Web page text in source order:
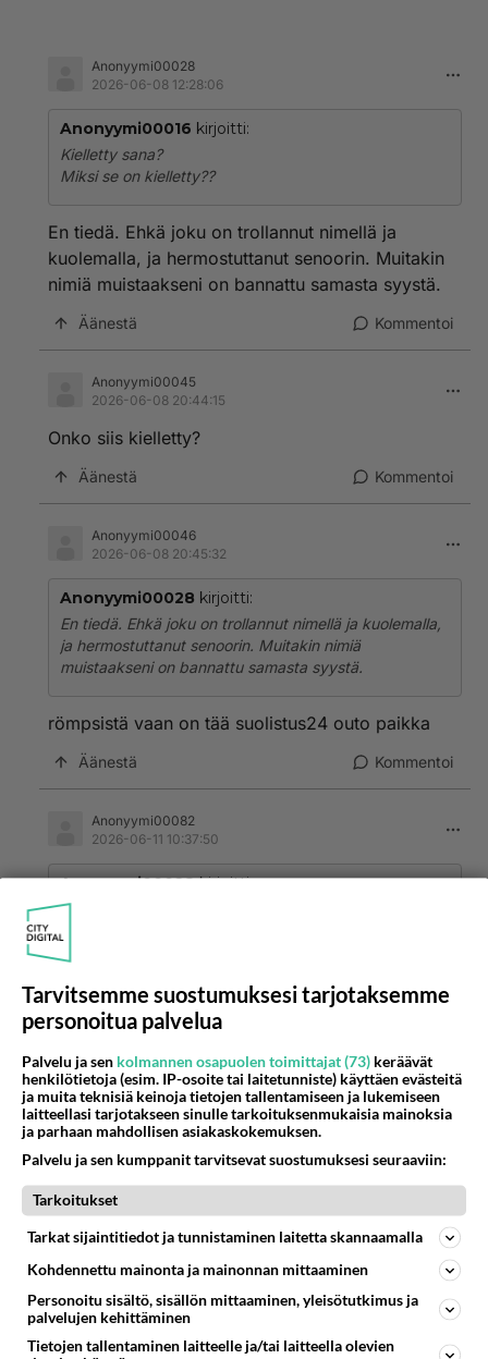
Anonyymi00028
2026-06-08 12:28:06
Anonyymi00016 kirjoitti:
Kielletty sana?
Miksi se on kielletty??
En tiedä. Ehkä joku on trollannut nimellä ja
kuolemalla, ja hermostuttanut senoorin. Muitakin
nimiä muistaakseni on bannattu samasta syystä.
Äänestä Kommentoi
Anonyymi00045
2026-06-08 20:44:15
Onko siis kielletty?
Äänestä Kommentoi
Anonyymi00046
2026-06-08 20:45:32
Anonyymi00028 kirjoitti:
En tiedä. Ehkä joku on trollannut nimellä ja kuolemalla,
ja hermostuttanut senoorin. Muitakin nimiä
muistaakseni on bannattu samasta syystä.
römpsistä vaan on tää suolistus24 outo paikka
Äänestä Kommentoi
Anonyymi00082
2026-06-11 10:37:50
Anonyymi00028kirjoitti:
En tiedä. Ehkä joku on trollannut nimellä ja kuolemalla,
ja hermostuttanut senoorin. Muitakin nimiä
Suomi mainostaa itseään vapaana länsimaisena
demokratiana, ei siihen kuulu sanavapauden
rajoitukset, sensuurista puhumattakaan. Se on
keltaisen lehdistön juttuja, tuo
tietämättömyydestä johtuva sensuuri.
Äänestä Kommentoi
Anonyymi00014
2026-06-08 09:11:19
Lind oli BMW-mies, tykkäsi takavetoisista
baijerilaisista.
Äänestä Kommentoi
Tarvitsemme suostumuksesi tarjotaksemme
personoitua palvelua
Palvelu ja sen kolmannen osapuolen toimittajat (73) keräävät
henkilötietoja (esim. IP-osoite tai laitetunniste) käyttäen evästeitä
ja muita teknisiä keinoja tietojen tallentamiseen ja lukemiseen
laitteellasi tarjotakseen sinulle tarkoituksenmukaisia mainoksia
ja parhaan mahdollisen asiakaskokemuksen.
Palvelu ja sen kumppanit tarvitsevat suostumuksesi seuraaviin:
Tarkoitukset
Tarkat sijaintitiedot ja tunnistaminen laitetta skannaamalla
Kohdennettu mainonta ja mainonnan mittaaminen
Personoitu sisältö, sisällön mittaaminen, yleisötutkimus ja
palvelujen kehittäminen
Tietojen tallentaminen laitteelle ja/tai laitteella olevien